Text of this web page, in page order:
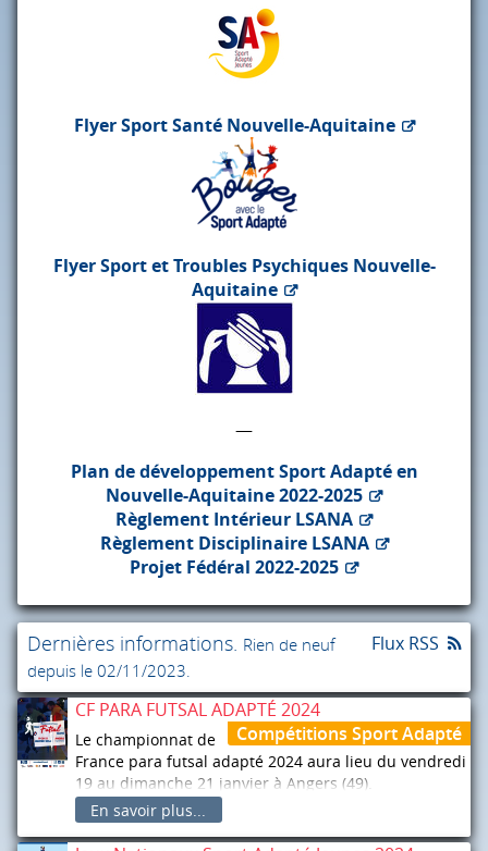
Flyer Sport Santé Nouvelle-Aquitaine
Flyer Sport et Troubles Psychiques Nouvelle-
Aquitaine
—
Plan de développement Sport Adapté en
Nouvelle-Aquitaine 2022-2025
Règlement Intérieur LSANA
Règlement Disciplinaire LSANA
Projet Fédéral 2022-2025
Dernières informations. Rien de neuf
depuis le 02/11/2023.
Flux RSS
CF PARA FUTSAL ADAPTÉ 2024
Compétitions Sport Adapté
Le championnat de
France para futsal adapté 2024 aura lieu du vendredi
19 au dimanche 21 janvier à Angers (49).
Vous trouverez le dossier d’inscription téléchargeable
dans l’onglet “Activités” > “Championnats de France”.
En savoir plus...